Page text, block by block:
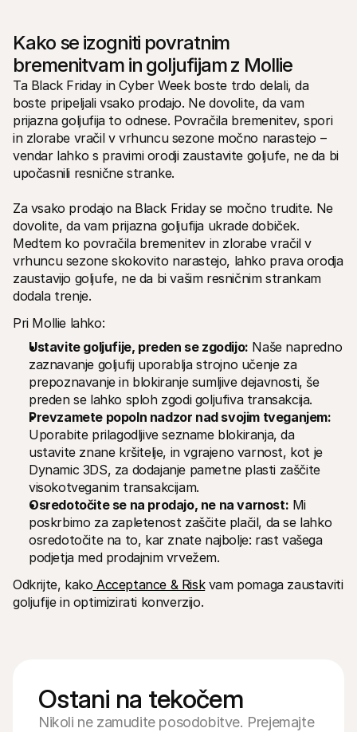
Kako se izogniti povratnim
bremenitvam in goljufijam z Mollie
Ta Black Friday in Cyber Week boste trdo delali, da
boste pripeljali vsako prodajo. Ne dovolite, da vam
prijazna goljufija to odnese. Povračila bremenitev, spori
in zlorabe vračil v vrhuncu sezone močno narastejo –
vendar lahko s pravimi orodji zaustavite goljufe, ne da bi
upočasnili resnične stranke.
Za vsako prodajo na Black Friday se močno trudite. Ne
dovolite, da vam prijazna goljufija ukrade dobiček.
Medtem ko povračila bremenitev in zlorabe vračil v
vrhuncu sezone skokovito narastejo, lahko prava orodja
zaustavijo goljufe, ne da bi vašim resničnim strankam
dodala trenje.
Pri Mollie lahko:
Ustavite goljufije, preden se zgodijo: Naše napredno
zaznavanje goljufij uporablja strojno učenje za
prepoznavanje in blokiranje sumljive dejavnosti, še
preden se lahko sploh zgodi goljufiva transakcija.
Prevzamete popoln nadzor nad svojim tveganjem:
Uporabite prilagodljive sezname blokiranja, da
ustavite znane kršitelje, in vgrajeno varnost, kot je
Dynamic 3DS, za dodajanje pametne plasti zaščite
visokotveganim transakcijam.
Osredotočite se na prodajo, ne na varnost: Mi
poskrbimo za zapletenost zaščite plačil, da se lahko
osredotočite na to, kar znate najbolje: rast vašega
podjetja med prodajnim vrvežem.
Odkrijte, kako Acceptance & Risk vam pomaga zaustaviti
goljufije in optimizirati konverzijo.
Ostani na tekočem
Nikoli ne zamudite posodobitve. Prejemajte